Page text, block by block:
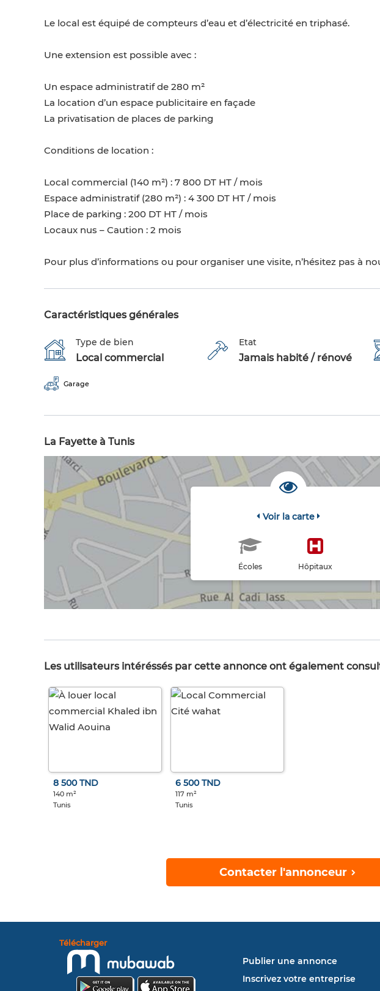
Le local est équipé de compteurs d’eau et d’électricité en triphasé.
Une extension est possible avec :
Un espace administratif de 280 m²
La location d’un espace publicitaire en façade
La privatisation de places de parking
Conditions de location :
Local commercial (140 m²) : 7 800 DT HT / mois
Espace administratif (280 m²) : 4 300 DT HT / mois
Place de parking : 200 DT HT / mois
Locaux nus – Caution : 2 mois
Pour plus d’informations ou pour organiser une visite, n’hésitez pas à
Caractéristiques générales
Type de bien
Local commercial
Etat
Jamais habité / rénové
Garage
La Fayette à Tunis
Voir la carte
Écoles Hôpitaux
Les utilisateurs intéréssés par cette annonce ont également
8 500 TND
140 m²
Tunis
6 500 TND
117 m²
Tunis
Contacter l'annonceur
Télécharger
Publier une annonce
Inscrivez votre entreprise